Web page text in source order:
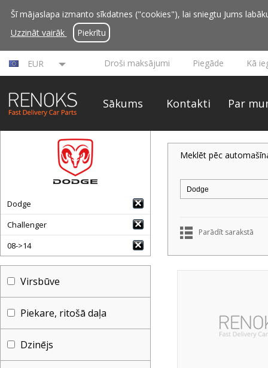
Šī mājaslapa izmanto sīkdatnes ("cookies"), lai sniegtu Jums
Uzzināt vairāk
Piekrītu
EUR Droši maksājumi Piegāde Kā
Sākums Kontakti Par
Dodge
Challenger
08->14
Virsbūve
Piekare, ritošā daļa
Dzinējs
Meklēt pēc
Parādīt sarakstā